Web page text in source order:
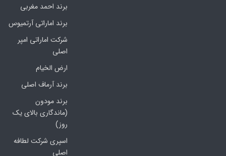
برند احمد مغربی
برند اماراتی آرتمیوس
شرکت اماراتی امپر
اصلی
ارض الخیام
برند آرماف اصلی
برند مودون
(ماندگاری بالای یک
روز)
اسپری شرکت لطافه
اصلی